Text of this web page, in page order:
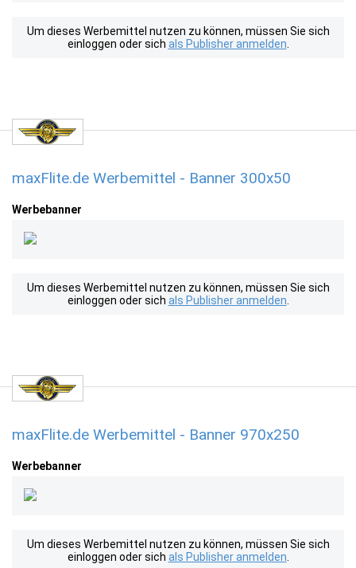
Um dieses Werbemittel nutzen zu können, müssen Sie sich
einloggen oder sich als Publisher anmelden
maxFlite.de Werbemittel - Banner 300x50
Werbebanner
Um dieses Werbemittel nutzen zu können, müssen Sie sich
einloggen oder sich als Publisher anmelden
maxFlite.de Werbemittel - Banner 970x250
Werbebanner
Um dieses Werbemittel nutzen zu können, müssen Sie sich
einloggen oder sich als Publisher anmelden